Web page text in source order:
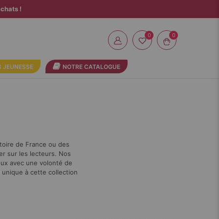
!
0
JEUNESSE NOTRE CATALOGUE
de France ou des
sur les lecteurs. Nos
avec une volonté de
à cette collection